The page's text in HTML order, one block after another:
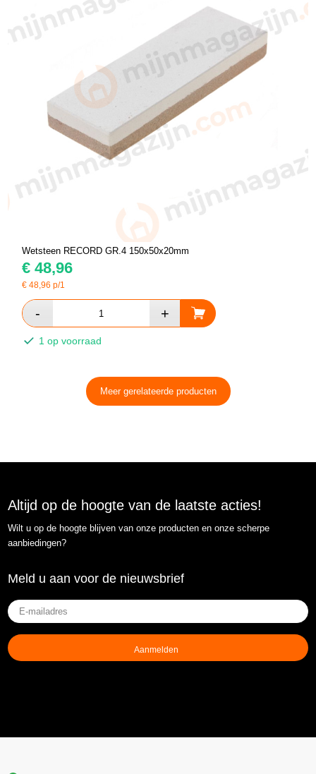
Wetsteen RECORD GR.4 150x50x20mm
€ 48,96
€48,96 p/1
1 op voorraad
Meer gerelateerde producten
Altijd op de hoogte van de laatste acties!
Wilt u op de hoogte blijven van onze producten en onze scherpe
aanbiedingen?
Meld u aan voor de nieuwsbrief
E-
mailadres
(Vereist)